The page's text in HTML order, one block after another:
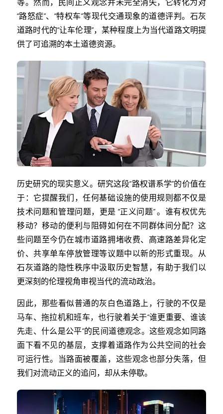
“路怒症”、“特权车”等现代交通现象的道德评判。石灰
道路时代的“让车伦理”，某种程度上为当代道路文明提
供了可追溯的本土道德资源。
历史研究的现实意义。研究这段“路权谱系学”的价值在
于：它提醒我们，任何基础设施的使用规则都不仅是
技术问题和管理问题，更是 “正义问题” 。谁有权优先
移动？移动的便利与阻碍如何在不同群体间分配？这
些问题至今仍在城市道路拥堵收费、高速路差异化定
价、共享单车停放管理等议题中以新的形式重现。从
石灰道路的隐性秩序中汲取历史智慧，有助于我们以
更深刻的伦理视角审视当代的流动政治。
因此，那些看似普通的灰白色道路上，行驶的不仅是
马车、拖拉机和班车，也行驶着关于“谁更重要、谁该
先走、什么是公平”的民间道德观念。这些观念如同路
面下看不见的基层，支撑着道路作为公共空间的社会
可运行性。当路面被覆盖，这些观念也部分失落，但
我们对流动正义的追问，却从未停歇。